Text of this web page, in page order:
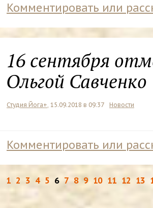
Комментировать или
16 сентября
Ольгой Савченко
Студия Йога+, 15.09.2018 в 09:37 Новости
Комментировать или
1 2 3 4 5 6 7 8 9 10 11 12 13